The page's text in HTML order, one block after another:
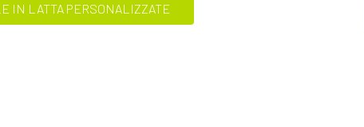
IN LATTA PERSONALIZZATE